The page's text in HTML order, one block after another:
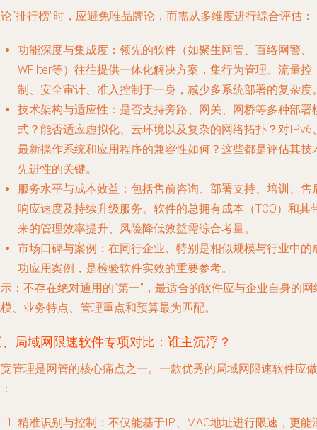
“排行榜”时，应避免唯品牌论，而需从多维度进行综合评估：
功能深度与集成度 ：领先的软件（如聚生网管、百络网警、
WFilter等）往往提供一体化解决方案，集行为管理、流量控
制、安全审计、准入控制于一身，减少多系统部署的复杂度
技术架构与适应性 ：是否支持旁路、网关、网桥等多种部署
式？能否适应虚拟化、云环境以及复杂的网络拓扑？对IPv6
最新操作系统和应用程序的兼容性如何？这些都是评估其技
先进性的关键。
服务水平与成本效益 ：包括售前咨询、部署支持、培训、售
响应速度及持续升级服务。软件的总拥有成本（TCO）和其
来的管理效率提升、风险降低效益需综合考量。
市场口碑与案例 ：在同行企业、特别是相似规模与行业中的
功应用案例，是检验软件实效的重要参考。
：不存在绝对通用的“第一”，最适合的软件应与企业自身的网
、业务特点、管理重点和预算最为匹配。
局域网限速软件专项对比：谁主沉浮？
管理是网管的核心痛点之一。一款优秀的局域网限速软件应做
精准识别与控制 ：不仅能基于IP、MAC地址进行限速，更能